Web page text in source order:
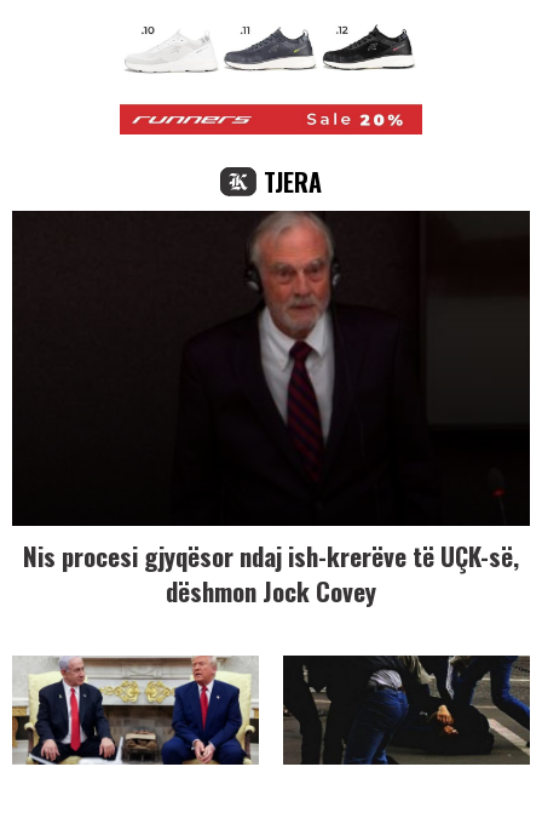
TJERA
Nis procesi gjyqësor ndaj ish-krerëve të UÇK-së,
dëshmon Jock Covey